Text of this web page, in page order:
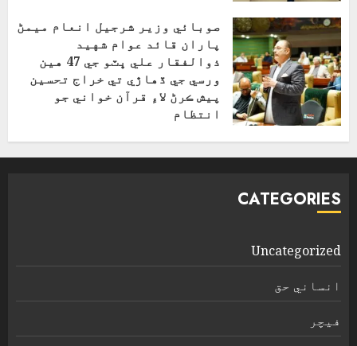
صوبائي وزير شرجيل انعام ميمڻ
پاران قائد عوام شهيد
ذوالفقار علي ڀٽو جي 47 هين
ورسي جي ڏهاڙي تي خراج تحسين
پيش ڪرڻ لاءِ قرآن خواني جو
انتظام
CATEGORIES
Uncategorized
انساني حق
فیچر